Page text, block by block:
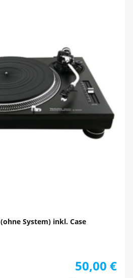
System) inkl. Case
50,00 €